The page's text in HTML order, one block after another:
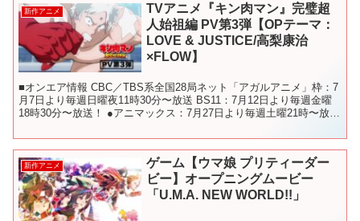
新作アニメ
TVアニメ『キン肉マン』完璧超
人始祖編 PV第3弾【OPテーマ：
LOVE & JUSTICE/高梨康治
×FLOW】
■オンエア情報 CBC／TBS系全国28局ネット「アガルアニメ」枠：7
月7日より毎週日曜夜11時30分〜放送 BS11：7月12日より毎週金曜
18時30分〜放送！ ●アニマックス：7月27日より毎週土曜21時〜放
新作アニメ
ゲーム【ウマ娘 プリティーダー
ビー】オープニングムービー
「U.M.A. NEW WORLD!!」